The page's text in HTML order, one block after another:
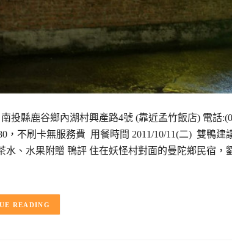
投縣鹿谷鄉內湖村興產路4號 (靠近孟竹飯店) 電話
，不刷卡無服務費 用餐時間 2011/10/11(二) 雙鴨
水、水果附贈 鴨評 住在妖怪村對面的曼陀鄉民宿
READING